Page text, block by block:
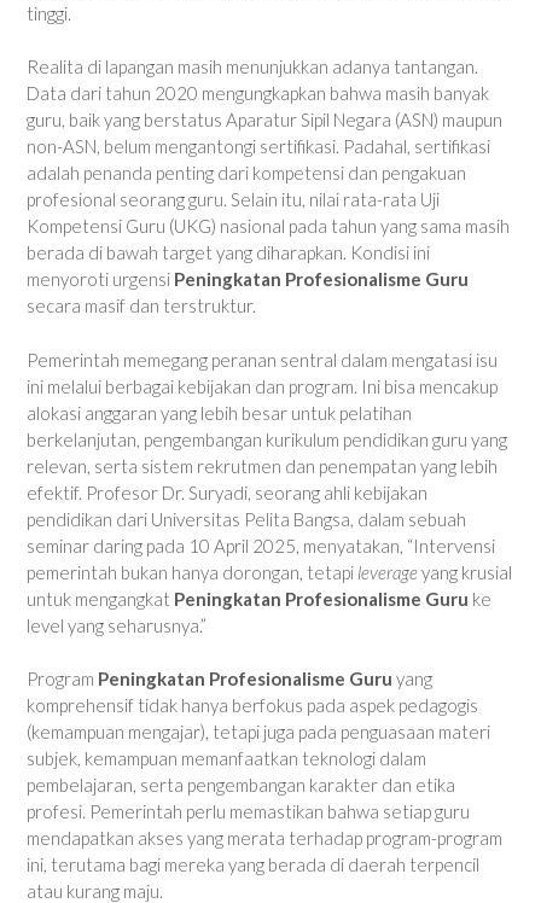
tinggi.
Realita di lapangan masih menunjukkan adanya tantangan.
Data dari tahun 2020 mengungkapkan bahwa masih banyak
guru, baik yang berstatus Aparatur Sipil Negara (ASN) maupun
non-ASN, belum mengantongi sertifikasi. Padahal, sertifikasi
adalah penanda penting dari kompetensi dan pengakuan
profesional seorang guru. Selain itu, nilai rata-rata Uji
Kompetensi Guru (UKG) nasional pada tahun yang sama masih
berada di bawah target yang diharapkan. Kondisi ini
menyoroti urgensi Peningkatan Profesionalisme Guru
secara masif dan terstruktur.
Pemerintah memegang peranan sentral dalam mengatasi isu
ini melalui berbagai kebijakan dan program. Ini bisa mencakup
alokasi anggaran yang lebih besar untuk pelatihan
berkelanjutan, pengembangan kurikulum pendidikan guru yang
relevan, serta sistem rekrutmen dan penempatan yang lebih
efektif. Profesor Dr. Suryadi, seorang ahli kebijakan
pendidikan dari Universitas Pelita Bangsa, dalam sebuah
seminar daring pada 10 April 2025, menyatakan, “Intervensi
pemerintah bukan hanya dorongan, tetapi leverageyang krusial
untuk mengangkat Peningkatan Profesionalisme Guru ke
level yang seharusnya.”
Program Peningkatan Profesionalisme Guru yang
komprehensif tidak hanya berfokus pada aspek pedagogis
(kemampuan mengajar), tetapi juga pada penguasaan materi
subjek, kemampuan memanfaatkan teknologi dalam
pembelajaran, serta pengembangan karakter dan etika
profesi. Pemerintah perlu memastikan bahwa setiap guru
mendapatkan akses yang merata terhadap program-program
ini, terutama bagi mereka yang berada di daerah terpencil
atau kurang maju.